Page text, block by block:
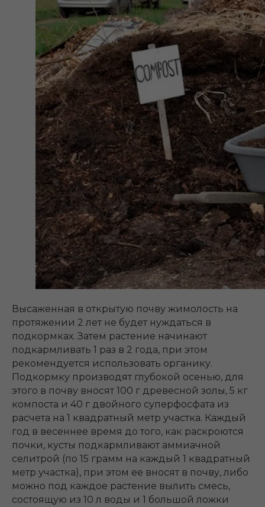
Высаженная в открытую почву жимолость на
протяжении 2 лет не будет нуждаться в
подкормках. Затем растение начинают
подкармливать 1 раз в 2 года, при этом
рекомендуется использовать органику.
Подкормку производят глубокой осенью, для
этого в почву вносят 100 г древесной золы, 5 кг
компоста и 40 г двойного суперфосфата из
расчета на 1 квадратный метр участка. Каждый
год в весеннее время до того, как раскроются
почки, кусты подкармливают аммиачной
селитрой (по 15 грамм на каждый 1 квадратный
метр участка), при этом ее вносят в почву, либо
можно под каждое растение вылить смесь,
состоящую из 10 л воды и 1 большой ложки